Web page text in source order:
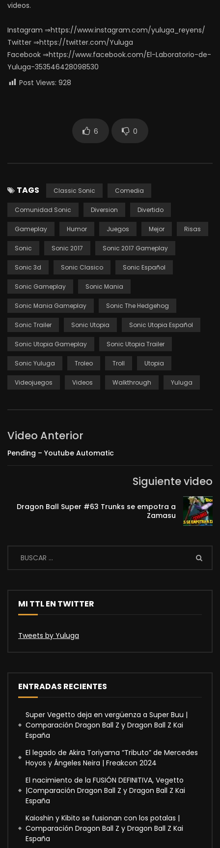
videos.
Instagram ⇒https://www.instagram.com/yuluga_reyens/
Twitter ⇒https://twitter.com/Yuluga
Facebook ⇒https://www.facebook.com/El-Laboratorio-de-
Yuluga-353546428098530
Post Views: 928
6 0
TAGS Classic Sonic Comedia
Comunidad Sonic Diversion Divertido
Gameplay Humor Juegos Mejor Risas
Sonic Sonic 2017 Sonic 2017 Gameplay
Sonic 3d Sonic Clasico Sonic Español
Sonic Gameplay Sonic Mania
Sonic Mania Gameplay Sonic The Hedgehog
Sonic Trailer Sonic Utopia Sonic Utopia Español
Sonic Utopia Gameplay Sonic Utopia Trailer
Sonic Yuluga Troleo Troll Utopia
Videojuegos Videos Walkthrough Yuluga
Video Anterior
Pending – Youtube Automatic
Siguiente video
Dragon Ball Super #63 Trunks se empotra a
Zamasu
MI TTL EN TWITTER
Tweets by Yuluga
ENTRADAS RECIENTES
Super Vegetto deja en vergüenza a Super Buu |
Comparación Dragon Ball Z y Dragon Ball Z Kai
España
El legado de Akira Toriyama “Tributo” de Mercedes
Hoyos y Ángeles Neira | Freakcon 2024
El nacimiento de la FUSIÓN DEFINITIVA, Vegetto
|Comparación Dragon Ball Z y Dragon Ball Z Kai
España
Kaioshin y Kibito se fusionan con los potalas |
Comparación Dragon Ball Z y Dragon Ball Z Kai
España